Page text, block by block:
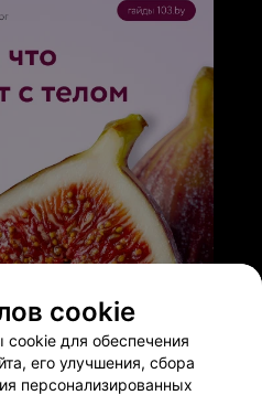
cookie
для обеспечения
его улучшения, сбора
персонализированных